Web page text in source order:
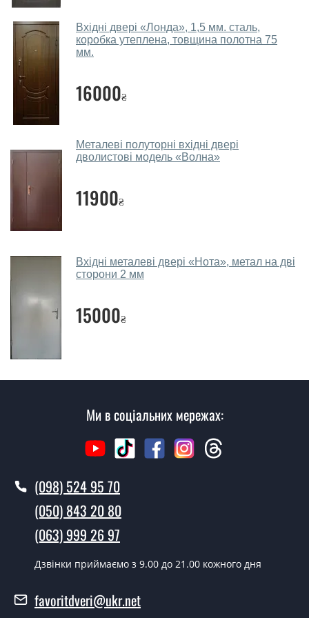
Які двері вхідні порадите?
Наші рекомендації залежать від необхідних
параметрів, бюджету та інших факторів. Підбір
вхідних дверей проводиться індивідуально для
кожного відвідувача.
Так, робимо. Наші фахівці можуть зробити замір та
собою каталоги кольорів та візерунків. Після виміру та
консультації Ви можете оформити заявку, не
відвідуючи наш офіс.
Виклик замірника-консультанта коштує 450 грн.
Ви робите установку вхідних дверей?
Вартість встановлення дверей Аляска - від 1600 грн.
Як швидко можете встановити двері
Аляска?
У той самий день протягом кількох годин, за умови
Чи можна на сьогодні викликати
замірника?
Так можна.
У вас є в наявності готові двері
вхідні?
Вхідні двері «Лонда», 1,5 мм. сталь,
коробка утеплена, товщина полотна 75
мм.
16000₴
Металеві полуторні вхідні двері
дволистові модель «Волна»
11900₴
Вхідні металеві двері «Нота», метал на дві
сторони 2 мм
15000₴
Ми в соціальних мережах:
(098) 524 95 70
(050) 843 20 80
(063) 999 26 97
Дзвінки приймаємо з 9.00 до 21.00 кожного дня
favoritdveri@ukr.net